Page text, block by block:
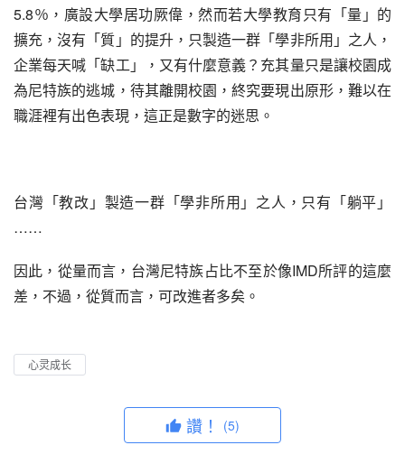
5.8％，廣設大學居功厥偉，然而若大學教育只有「量」的
擴充，沒有「質」的提升，只製造一群「學非所用」之人，
企業每天喊「缺工」，又有什麼意義？充其量只是讓校園成
為尼特族的逃城，待其離開校園，終究要現出原形，難以在
職涯裡有出色表現，這正是數字的迷思。
台灣「教改」製造一群「學非所用」之人，只有「躺平」
……
因此，從量而言，台灣尼特族占比不至於像IMD所評的這麼
差，不過，從質而言，可改進者多矣。
心灵成长
讚！ (5)